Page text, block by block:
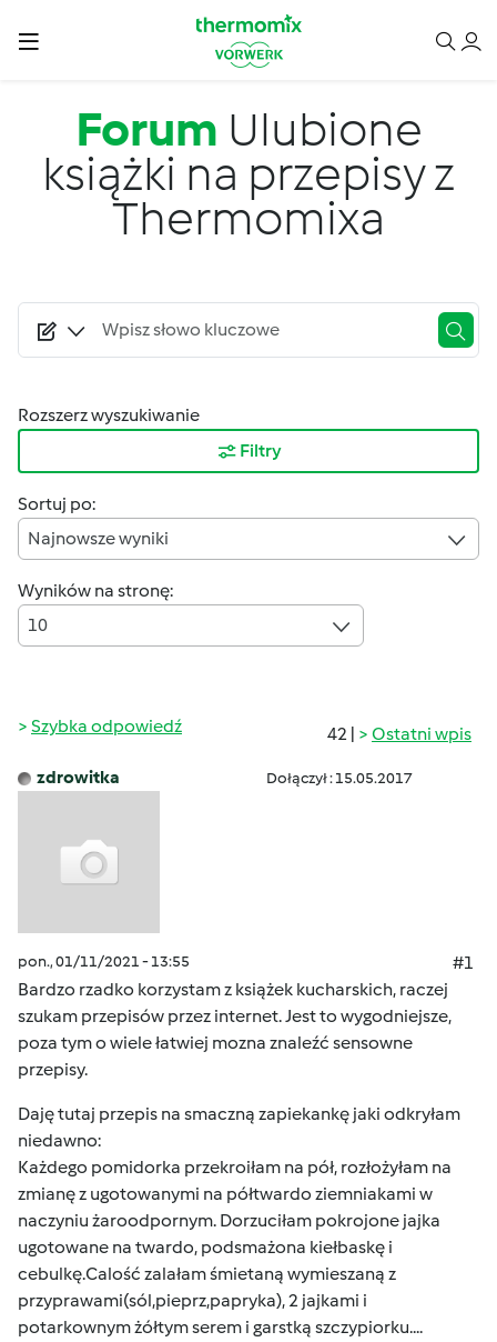
Forum Ulubione
książki na przepisy z
Thermomixa
Rozszerz wyszukiwanie
Filtry
Sortuj po:
Najnowsze wyniki
Wyników na stronę:
10
42 | Ostatni wpis
Szybka odpowiedź
zdrowitka Dołączył : 15.05.2017
pon., 01/11/2021 - 13:55
#1
Bardzo rzadko korzystam z książek kucharskich, raczej
szukam przepisów przez internet. Jest to wygodniejsze,
poza tym o wiele łatwiej mozna znaleźć sensowne
przepisy.
Daję tutaj przepis na smaczną zapiekankę jaki odkryłam
niedawno:
Każdego pomidorka przekroiłam na pół, rozłożyłam na
zmianę z ugotowanymi na półtwardo ziemniakami w
naczyniu żaroodpornym. Dorzuciłam pokrojone jajka
ugotowane na twardo, podsmażona kiełbaskę i
cebulkę.Calość zalałam śmietaną wymieszaną z
przyprawami(sól,pieprz,papryka), 2 jajkami i
potarkownym żółtym serem i garstką szczypiorku....